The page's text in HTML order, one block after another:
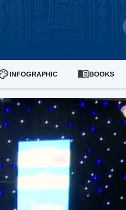
INFOGRAPHIC BOOKS